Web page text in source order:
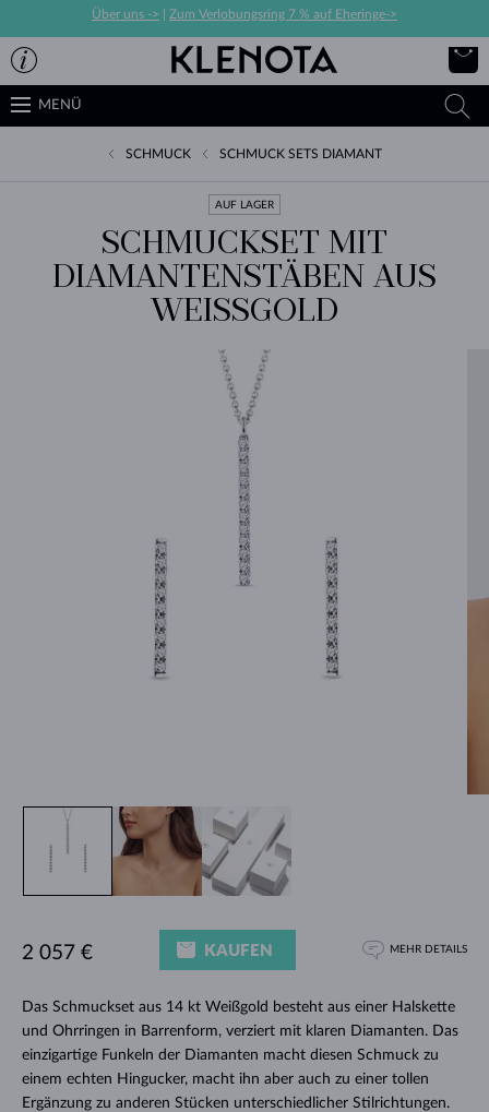
Über uns -> Zum Verlobungsring 7 % auf Eheringe->
MENÜ
SCHMUCK SCHMUCK SETS DIAMANT
AUF LAGER
SCHMUCKSET MIT
DIAMANTENSTÄBEN AUS
WEISSGOLD
Das Schmuckset aus 14 kt Weißgold besteht aus einer Halskette
und Ohrringen in Barrenform, verziert mit klaren Diamanten. Das
einzigartige Funkeln der Diamanten macht diesen Schmuck zu
einem echten Hingucker, macht ihn aber auch zu einer tollen
Ergänzung zu anderen Stücken unterschiedlicher Stilrichtungen.
2 057 € KAUFEN MEHR DETAILS